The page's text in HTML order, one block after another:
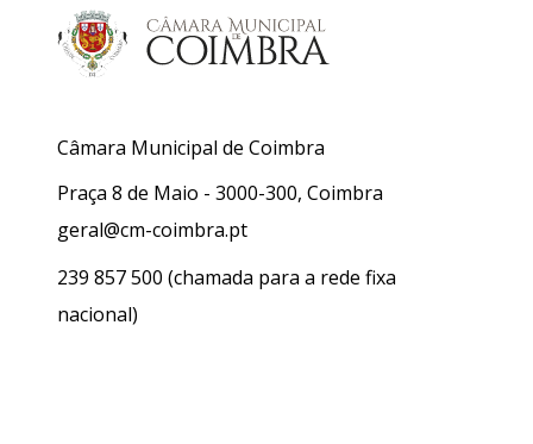
Câmara Municipal de Coimbra
Praça 8 de Maio - 3000-300, Coimbra
geral@cm-coimbra.pt
239 857 500 (chamada para a rede fixa
nacional)